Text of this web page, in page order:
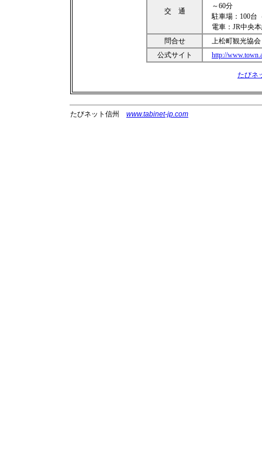
交 通
～60分
駐車場：100台
電車：JR中央
問合せ
上松町観光協
公式サイト
http://
たびネ
たびネット信州 www.tabinet-jp.com